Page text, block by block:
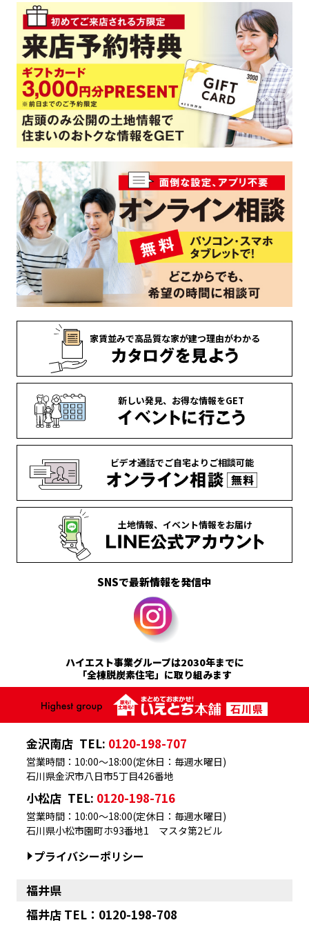
家賃並みで高品質な家が建つ理由がわかる
新しい発見、 お得な情報をGET
ビデオ通話でご自宅より ご相談可能
土地情報、 イベント情報をお届け
SNSで最新情報を発信中
ハイエスト事業グループは2030年までに
「全棟脱炭素住宅」に取り組みます
金沢南店 TEL: 0120-198-707
石川県金沢市八日市5丁目426番地
営業時間：10:00～18:00(定休日：毎週水曜日)
小松店 TEL: 0120-198-716
石川県小松市園町ホ93番地1 マスタ第2ビル
営業時間：10:00～18:00(定休日：毎週水曜日)
プライバシーポリシー
福井県
福井店 TEL：0120-198-708